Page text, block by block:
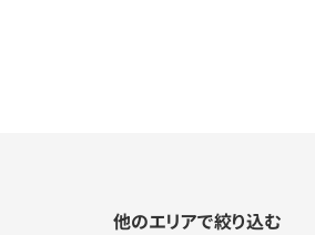
他のエリアで絞り込む